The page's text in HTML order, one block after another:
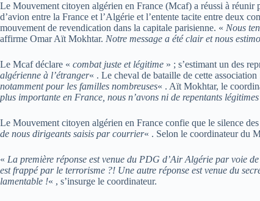
Le Mouvement citoyen algérien en France (Mcaf) a réussi à réunir
d’avion entre la France et l’Algérie et l’entente tacite entre deux
mouvement de revendication dans la capitale parisienne. « Nous
affirme Omar Aït Mokhtar. Notre message a été clair et nous
Le Mcaf déclare « combat juste et légitime » ; s’estimant un des
algérienne à l’étranger« . Le cheval de bataille de cette
notamment pour les familles nombreuses« . Aït Mokhtar, le
plus importante en France, nous n’avons ni de repentants
Le Mouvement citoyen algérien en France confie que le silence
de nous dirigeants saisis par courrier« . Selon le coordinateur du
« La première réponse est venue du PDG d’Air Algérie par voie
est frappé par le terrorisme ?! Une autre réponse est venue du
lamentable !« , s’insurge le coordinateur.